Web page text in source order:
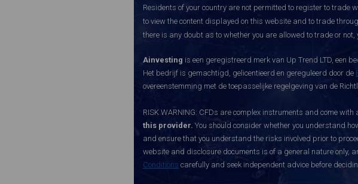
Residents of your country are not permitted to register to trade
to view the content displayed on this website and to trade
there is any doubt as to whether you are allowed to trade or
Ainvesting is een geregistreerd merk van Up Trend LTD, een
Het bedrijf is gemachtigd, gelicentieerd en gereguleerd door de
overeenstemming met de toepasselijke regelgeving van de
RISK WARNING: CFDs are complex instruments and come
this provider. You should consider whether you understand
and ensure that you understand the risks involved prior to
website and disclosure documents is of a general nature only,
Conditions carefully and seek independent advice before